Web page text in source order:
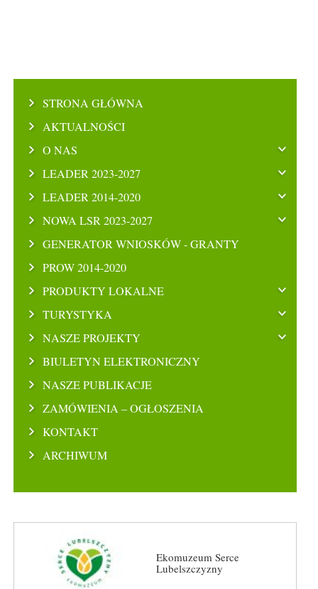
STRONA GŁÓWNA
AKTUALNOŚCI
O NAS
LEADER 2023-2027
LEADER 2014-2020
NOWA LSR 2023-2027
GENERATOR WNIOSKÓW - GRANTY
PROW 2014-2020
PRODUKTY LOKALNE
TURYSTYKA
NASZE PROJEKTY
BIULETYN ELEKTRONICZNY
NASZE PUBLIKACJE
ZAMÓWIENIA – OGŁOSZENIA
KONTAKT
ARCHIWUM
Ekomuzeum Serce
Lubelszczyzny